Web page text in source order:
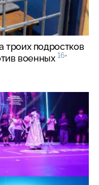
подростков
военных 16+